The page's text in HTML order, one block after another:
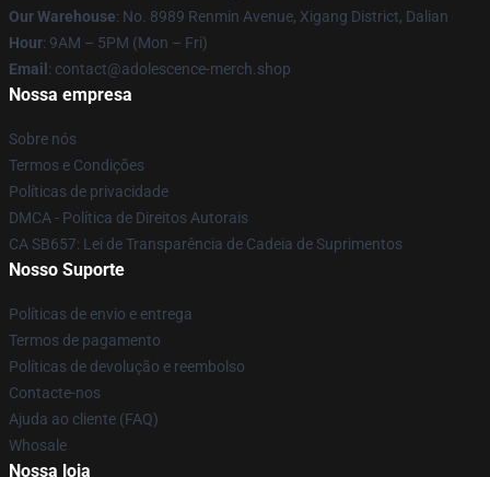
Our Warehouse: No. 8989 Renmin Avenue, Xigang District, Dalian
Hour: 9AM – 5PM (Mon – Fri)
Email : contact@adolescence-merch.shop
Nossa empresa
Sobre nós
Termos e Condições
Políticas de privacidade
DMCA - Política de Direitos Autorais
CA SB657: Lei de Transparência de Cadeia de Suprimentos
Nosso Suporte
Políticas de envio e entrega
Termos de pagamento
Políticas de devolução e reembolso
Contacte-nos
Ajuda ao cliente (FAQ)
Whosale
Nossa loja